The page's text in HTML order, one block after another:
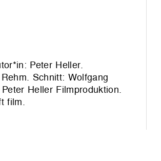
Peter Heller.
Schnitt: Wolfgang
Heller Filmproduktion.
film.